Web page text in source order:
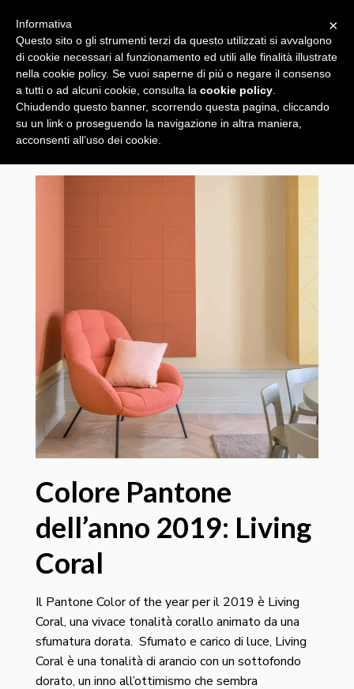
Colore Pantone
dell’anno 2019: Living
Coral
Il Pantone Color of the year per il 2019 è Living
Coral, una vivace tonalità corallo animato da una
sfumatura dorata. Sfumato e carico di luce, Living
Coral è una tonalità di arancio con un sottofondo
dorato, un inno all’ottimismo che sembra
×
Informativa
Questo sito o gli strumenti terzi da questo utilizzati si avvalgono
di cookie necessari al funzionamento ed utili alle finalità illustrate
nella cookie policy. Se vuoi saperne di più o negare il consenso
a tutti o ad alcuni cookie, consulta la cookie policy
Chiudendo questo banner, scorrendo questa pagina, cliccando
su un link o proseguendo la navigazione in altra maniera,
acconsenti all’uso dei cookie.